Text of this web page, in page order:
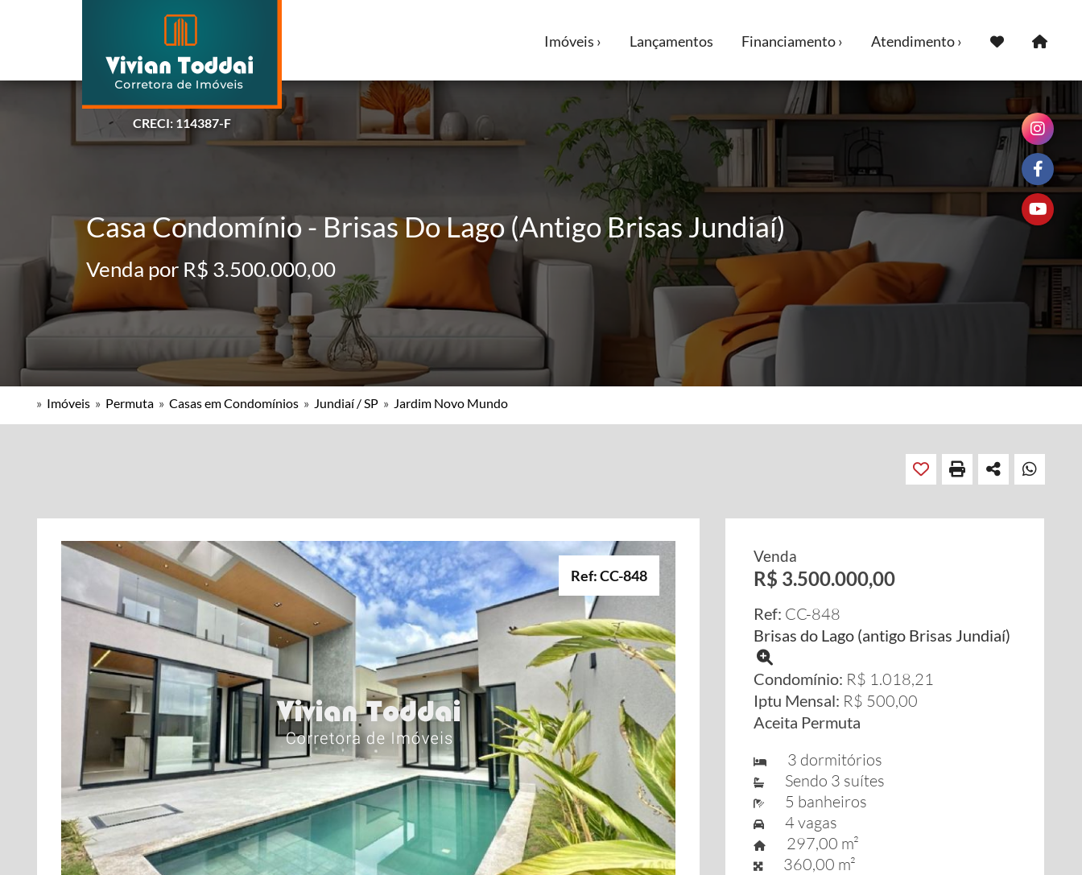
CRECI: 114387-F
Imóveis › Lançamentos Financiamento › Atendimento ›
Casa Condomínio - Brisas Do Lago (Antigo Brisas Jundiaí)
Venda por R$ 3.500.000,00
» Imóveis » Permuta » Casas em Condomínios » Jundiaí / SP » Jardim Novo Mundo
Ref: CC-848
Venda
R$ 3.500.000,00
Ref: CC-848
Brisas do Lago (antigo Brisas Jundiaí)
Condomínio: R$ 1.018,21
Iptu Mensal: R$ 500,00
Aceita Permuta
3 dormitórios
Sendo 3 suítes
5 banheiros
4 vagas
297,00 m²
360,00 m²